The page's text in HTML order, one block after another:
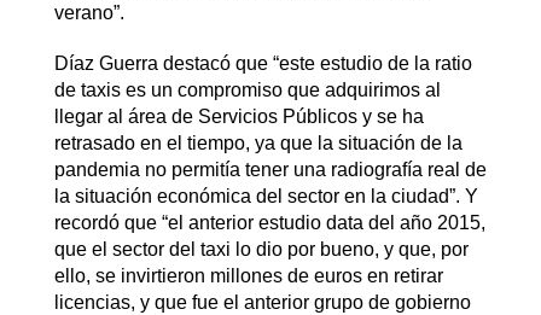
verano”.
Díaz Guerra destacó que “este estudio de la ratio
de taxis es un compromiso que adquirimos al
llegar al área de Servicios Públicos y se ha
retrasado en el tiempo, ya que la situación de la
pandemia no permitía tener una radiografía real de
la situación económica del sector en la ciudad”. Y
recordó que “el anterior estudio data del año 2015,
que el sector del taxi lo dio por bueno, y que, por
ello, se invirtieron millones de euros en retirar
licencias, y que fue el anterior grupo de gobierno